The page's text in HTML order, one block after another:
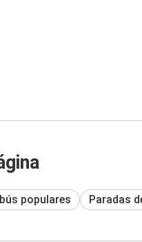
populares Paradas